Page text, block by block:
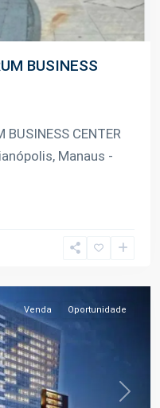
BUSINESS
BUSINESS CENTER
Manaus -
Next
Venda Oportunidade